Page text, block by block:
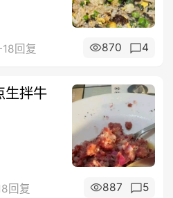
回复 870 4
生拌牛
回复 887 5